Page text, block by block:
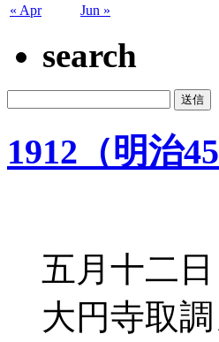
« Apr Jun »
search
1912（明治
五月十二
大円寺取